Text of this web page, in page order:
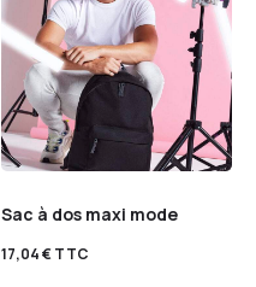
Sac à dos maxi mode
17,04€TTC